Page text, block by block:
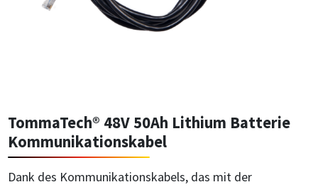
TommaTech® 48V 50Ah Lithium Batterie
Kommunikationskabel
Dank des Kommunikationskabels, das mit der